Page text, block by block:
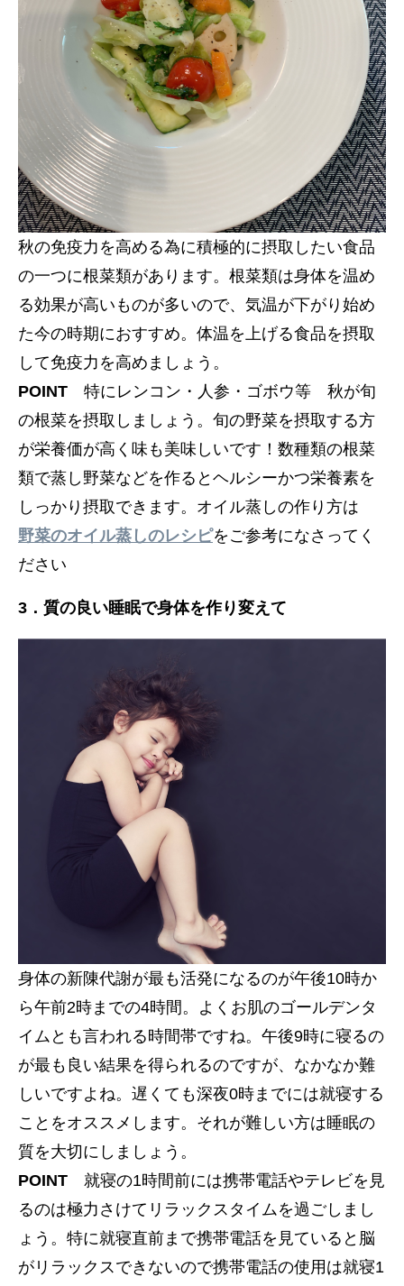
秋の免疫力を高める為に積極的に摂取したい食品
の一つに根菜類があります。根菜類は身体を温め
る効果が高いものが多いので、気温が下がり始め
た今の時期におすすめ。体温を上げる食品を摂取
して免疫力を高めましょう。
POINT 特にレンコン・人参・ゴボウ等 秋が旬
の根菜を摂取しましょう。旬の野菜を摂取する方
が栄養価が高く味も美味しいです！数種類の根菜
類で蒸し野菜などを作るとヘルシーかつ栄養素を
しっかり摂取できます。オイル蒸しの作り方は
野菜のオイル蒸しのレシピをご参考になさってく
ださい
3． 質の良い睡眠で身体を作り変えて
身体の新陳代謝が最も活発になるのが午後10時か
ら午前2時までの4時間。よくお肌のゴールデンタ
イムとも言われる時間帯ですね。午後9時に寝るの
が最も良い結果を得られるのですが、なかなか難
しいですよね。遅くても深夜0時までには就寝する
ことをオススメします。それが難しい方は睡眠の
質を大切にしましょう。
POINT 就寝の1時間前には携帯電話やテレビを見
るのは極力さけてリラックスタイムを過ごしまし
ょう。特に就寝直前まで携帯電話を見ていると脳
がリラックスできないので携帯電話の使用は就寝1